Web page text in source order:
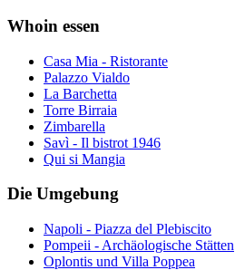
Whoin essen
Casa Mia - Ristorante
Palazzo Vialdo
La Barchetta
Torre Birraia
Zimbarella
Savì - Il bistrot 1946
Qui si Mangia
Die Umgebung
Napoli - Piazza del Plebiscito
Pompeii - Archäologische Stätten
Oplontis und Villa Poppea